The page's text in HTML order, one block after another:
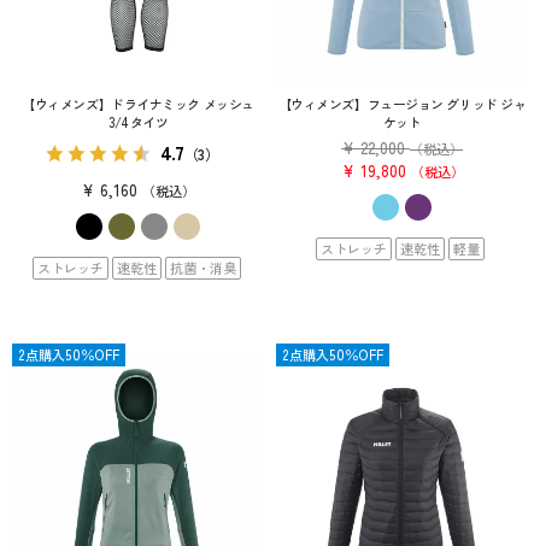
【ウィメンズ】ドライナミック メッシュ
3/4 タイツ
4.7 （3）
¥ 6,160 税込
ストレッチ 速乾性 抗菌・消臭
【ウィメンズ】フュージョン グリッド ジャ
ケット
¥ 22,000 （税込）
¥ 19,800 税込
ストレッチ 速乾性 軽量
限定
2点購入50％OFF OUTLET
2点購入50％OFF